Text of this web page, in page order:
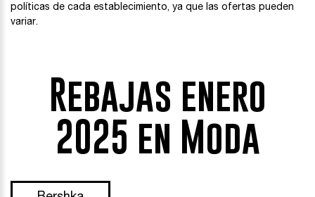
políticas de cada establecimiento, ya que las ofertas pueden
variar.
Rebajas enero
2025 en Moda